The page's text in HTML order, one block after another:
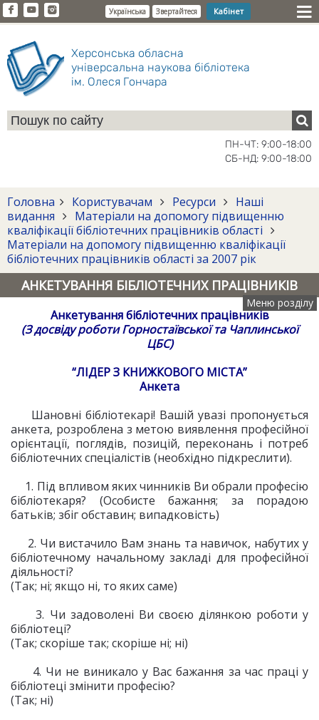
Українська Звертайтеся Кабінет
Херсонська обласна
універсальна наукова бібліотека
ім. Олеся Гончара
ПН-ЧТ: 9:00-18:00
СБ-НД: 9:00-18:00
Головна Користувачам Ресурси
Наші
видання
Матеріали на допомогу підвищенню
кваліфікації бібліотечних працівників області
Матеріали на допомогу підвищенню кваліфікації
бібліотечних працівників області за 2007 рік
АНКЕТУВАННЯ БІБЛІОТЕЧНИХ ПРАЦІВНИКІВ
Меню розділу
Анкетування бібліотечних працівників
(З досвіду роботи Горностаївської та Чаплинської
ЦБС)
“ЛІДЕР З КНИЖКОВОГО МІСТА”
Анкета
Шановні бібліотекарі! Вашій увазі пропонується
анкета, розроблена з метою виявлення професійної
орієнтації, поглядів, позицій, переконань і потреб
бібліотечних спеціалістів (необхідно підкреслити).
1. Під впливом яких чинників Ви обрали професію
бібліотекаря? (Особисте бажання; за порадою
батьків; збіг обставин; випадковість)
2. Чи вистачило Вам знань та навичок, набутих у
бібліотечному начальному закладі для професійної
діяльності?
(Так; ні; якщо ні, то яких саме)
3. Чи задоволені Ви своєю ділянкою роботи у
бібліотеці?
(Так; скоріше так; скоріше ні; ні)
4. Чи не виникало у Вас бажання за час праці у
бібліотеці змінити професію?
(Так; ні)